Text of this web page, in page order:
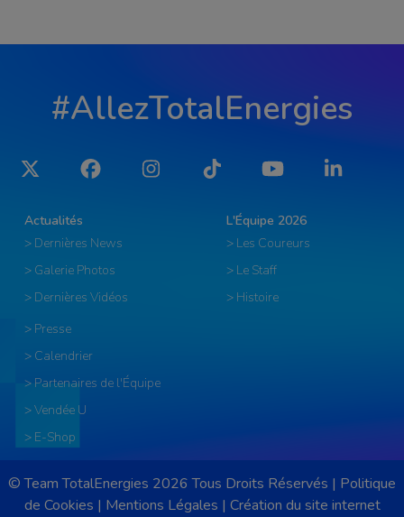
#AllezTotalEnergies
Twitter Facebook Instagram Tiktok YouTube LinkedIn
Actualités
> Dernières News
> Galerie Photos
> Dernières Vidéos
L'Équipe 2026
> Les Coureurs
> Le Staff
> Histoire
> Presse
> Calendrier
> Partenaires de l'Équipe
> Vendée U
> E-Shop
© Team TotalEnergies 2026 Tous Droits Réservés | Politique
de Cookies | Mentions Légales | Création du site internet